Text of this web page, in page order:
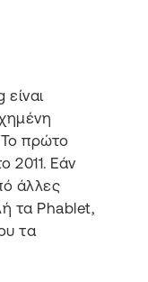
πρώτο
2011. Εάν
άλλες
τα Phablet,
τα